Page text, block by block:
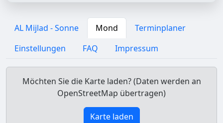
AL Mijlad - Sonne Mond
Terminplaner
Einstellungen
FAQ Impressum
Möchten Sie die Karte laden? (Daten werden an
OpenStreetMap übertragen)
Karte laden